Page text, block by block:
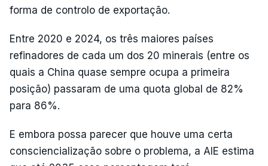
forma de controlo de exportação.
Entre 2020 e 2024, os três maiores países
refinadores de cada um dos 20 minerais (entre os
quais a China quase sempre ocupa a primeira
posição) passaram de uma quota global de 82%
para 86%.
E embora possa parecer que houve uma certa
consciencialização sobre o problema, a AIE estima